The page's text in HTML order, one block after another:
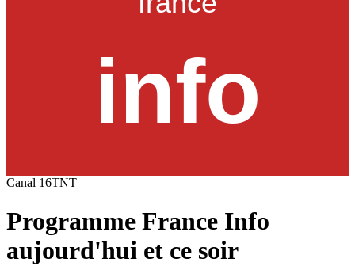
Canal 16TNT
Programme France Info
aujourd'hui et ce soir